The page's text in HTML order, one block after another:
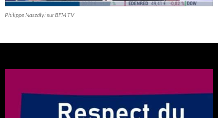
Philippe Naszályi sur BFM TV